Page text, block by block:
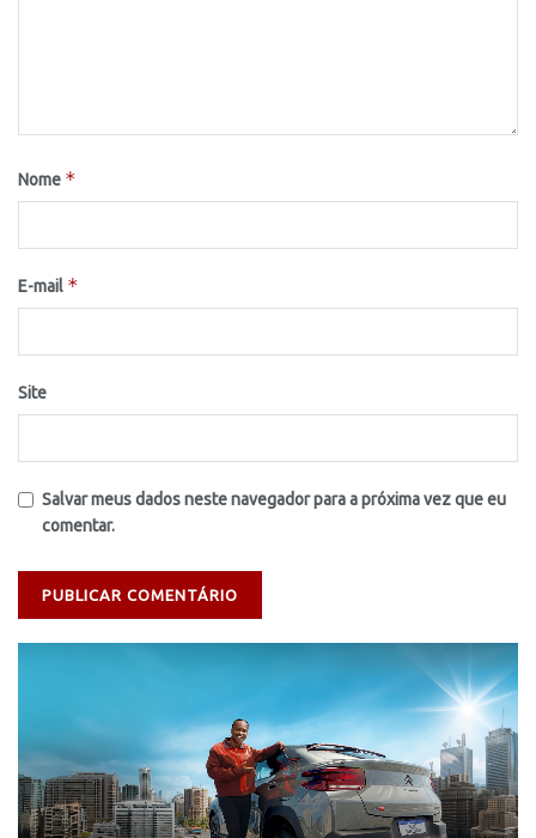
Nome *
E-mail *
Site
Salvar meus dados neste navegador para a próxima vez que eu
comentar.